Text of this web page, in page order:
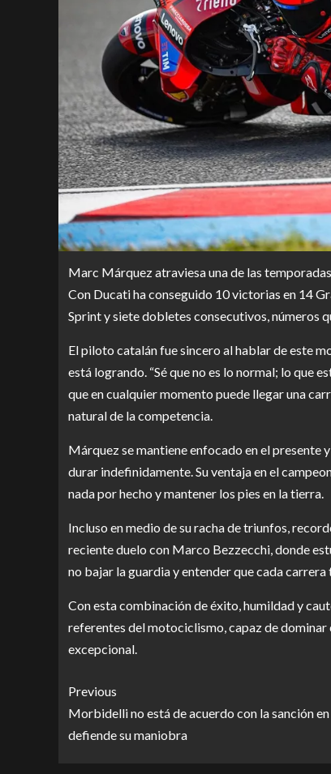
Marc Márquez atraviesa una de las
Con Ducati ha conseguido 10 victorias en 14
Sprint y siete dobletes consecutivos, números
El piloto catalán fue sincero al hablar de este
está logrando. “Sé que no es lo normal; lo que
que en cualquier momento puede llegar una
natural de la competencia.
Márquez se mantiene enfocado en el presente
durar indefinidamente. Su ventaja en el
nada por hecho y mantener los pies en la tierra.
Incluso en medio de su racha de triunfos,
reciente duelo con Marco Bezzecchi, donde
no bajar la guardia y entender que cada
Con esta combinación de éxito, humildad y
referentes del motociclismo, capaz de
excepcional.
Previous
Morbidelli no está de acuerdo con la sanción
defiende su maniobra